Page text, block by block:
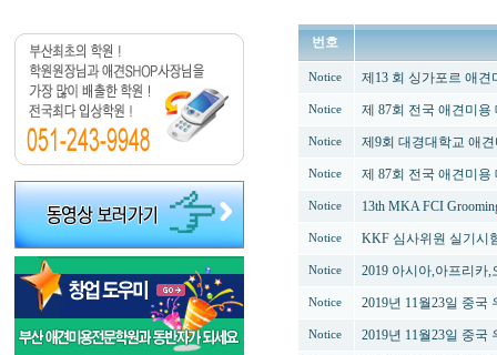
번호
Notice 제13 회 싱가포르 애
Notice 제 87회 전국 애견미용
Notice 제9회 대경대학교 애
Notice 제 87회 전국 애견미용
Notice 13th MKA FCI
Notice KKF 심사위원 실기시
Notice 2019 아시아,아프리카
Notice 2019년 11월23일 중
Notice 2019년 11월23일 중